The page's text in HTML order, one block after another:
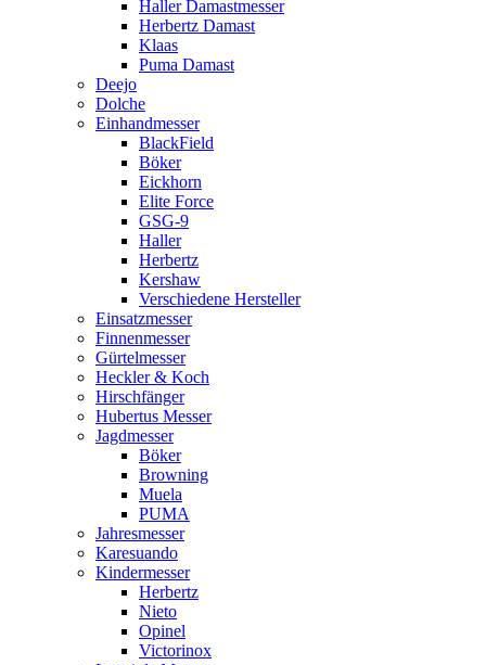
Haller Damastmesser
Herbertz Damast
Klaas
Puma Damast
Deejo
Dolche
Einhandmesser
BlackField
Böker
Eickhorn
Elite Force
GSG-9
Haller
Herbertz
Kershaw
Verschiedene Hersteller
Einsatzmesser
Finnenmesser
Gürtelmesser
Heckler & Koch
Hirschfänger
Hubertus Messer
Jagdmesser
Böker
Browning
Muela
PUMA
Jahresmesser
Karesuando
Kindermesser
Herbertz
Nieto
Opinel
Victorinox